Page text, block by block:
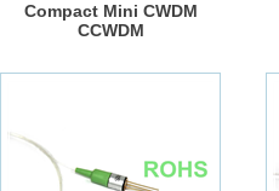
Compact Mini CWDM
CCWDM